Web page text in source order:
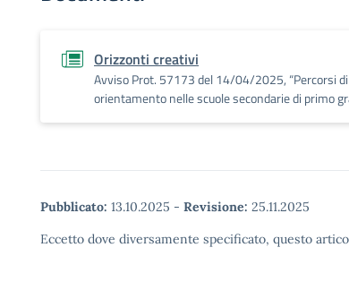
Orizzonti creativi
Avviso Prot. 57173 del 14/04/2025, “Percorsi di
orientamento nelle scuole secondarie di primo
Pubblicato: 13.10.2025 - Revisione: 25.11.2025
Eccetto dove diversamente specificato, questo